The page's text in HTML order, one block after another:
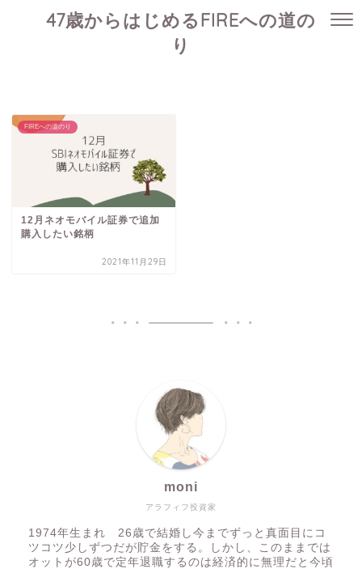
47歳からはじめるFIREへの道の
り
FIREへの道のり
12月ネオモバイル証券で追加
購入したい銘柄
2021年11月29日
アラフィフ投資家
moni
1974年生まれ 26歳で結婚し今までずっと真面目にコ
ツコツ少しずつだが貯金をする。しかし、このままでは
オットが60歳で定年退職するのは経済的に無理だと今頃